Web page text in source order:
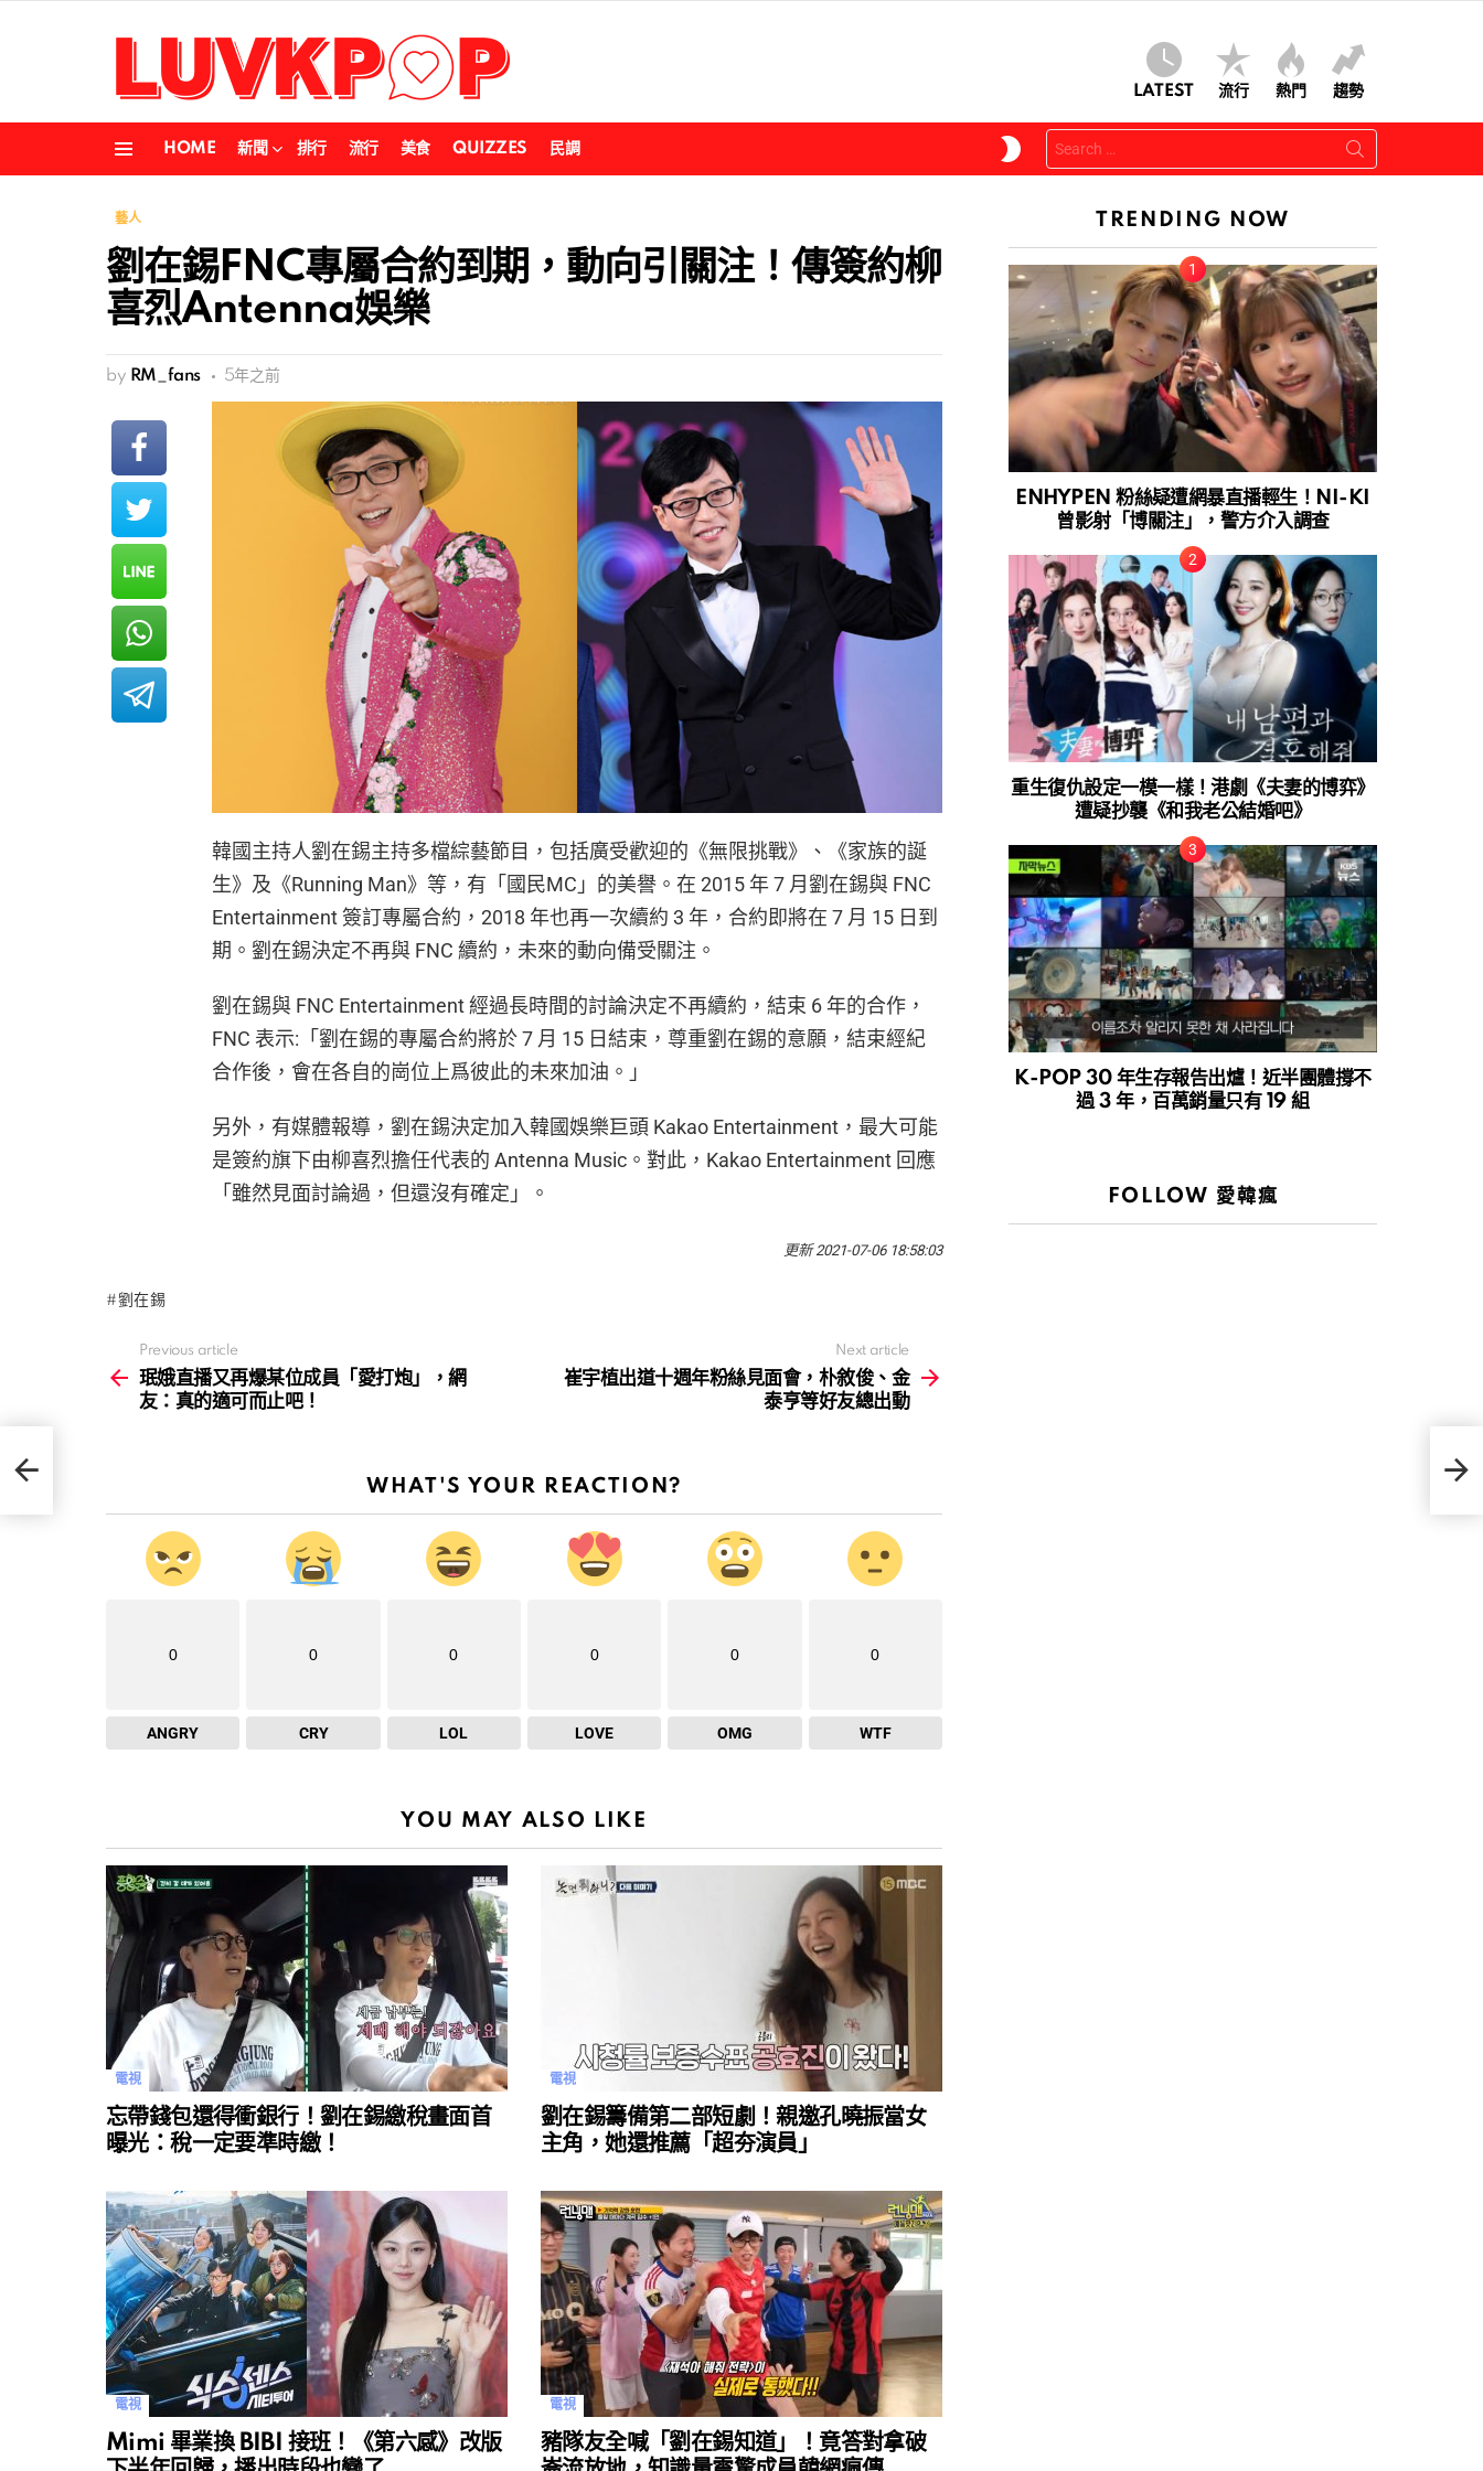
LATEST 流行 熱門 趨勢
HOME 新聞 排行 流行 美食 QUIZZES 民調
SKIN
Search
for:
藝人
劉在錫FNC專屬合約到期，動向引關注！傳簽約柳
喜烈Antenna娛樂
by RM_fans 5年之前
韓國主持人劉在錫主持多檔綜藝節目，包括廣受歡迎的《無限挑戰》、《家族的誕
生》及《Running Man》等，有「國民MC」的美譽。在 2015 年 7 月劉在錫與 FNC
Entertainment 簽訂專屬合約，2018 年也再一次續約 3 年，合約即將在 7 月 15 日到
期。劉在錫決定不再與 FNC 續約，未來的動向備受關注。
劉在錫與 FNC Entertainment 經過長時間的討論決定不再續約，結束 6 年的合作，
FNC 表示:「劉在錫的專屬合約將於 7 月 15 日結束，尊重劉在錫的意願，結束經紀
合作後，會在各自的崗位上爲彼此的未來加油。」
另外，有媒體報導，劉在錫決定加入韓國娛樂巨頭 Kakao Entertainment，最大可能
是簽約旗下由柳喜烈擔任代表的 Antenna Music。對此，Kakao Entertainment 回應
「雖然見面討論過，但還沒有確定」。
更新 2021-07-06 18:58:03
劉在錫
more
Previous article
珉娥直播又再爆某位成員「愛打炮」，網
友：真的適可而止吧！
Next article
崔宇植出道十週年粉絲見面會，朴敘俊、金
泰亨等好友總出動
WHAT'S YOUR REACTION?
0
ANGRY
0
CRY
0
LOL
0
LOVE
0
OMG
0
WTF
YOU MAY ALSO LIKE
電視
忘帶錢包還得衝銀行！劉在錫繳稅畫面首
曝光：稅一定要準時繳！
電視
劉在錫籌備第二部短劇！親邀孔曉振當女
主角，她還推薦「超夯演員」
電視
Mimi 畢業換 BIBI 接班！《第六感》改版
電視
豬隊友全喊「劉在錫知道」！竟答對拿破
崔
泰亨
TRENDING NOW
ENHYPEN 粉絲疑遭網暴直播輕生！NI-KI
曾影射「博關注」，警方介入調查
重生復仇設定一模一樣！港劇《夫妻的博弈》
遭疑抄襲《和我老公結婚吧》
K-POP 30 年生存報告出爐！近半團體撐不
過 3 年，百萬銷量只有 19 組
FOLLOW 愛韓瘋